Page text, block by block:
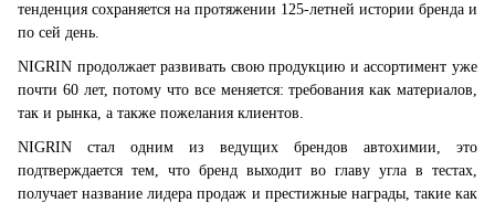
тенденция сохраняется на протяжении 125-летней истории бренда и
по сей день.
NIGRIN продолжает развивать свою продукцию и ассортимент уже
почти 60 лет, потому что все меняется: требования как материалов,
так и рынка, а также пожелания клиентов.
NIGRIN стал одним из ведущих брендов автохимии, это
подтверждается тем, что бренд выходит во главу угла в тестах,
получает название лидера продаж и престижные награды, такие как